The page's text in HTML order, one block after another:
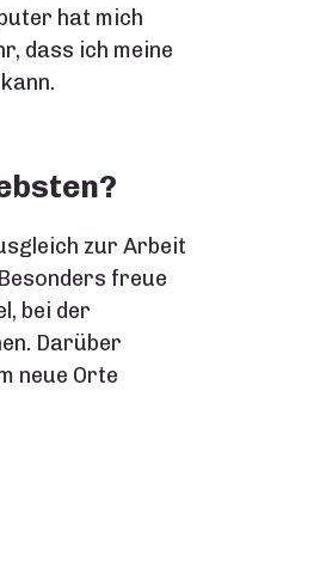
hat mich
dass ich meine
zur Arbeit
freue
bei der
Darüber
neue Orte